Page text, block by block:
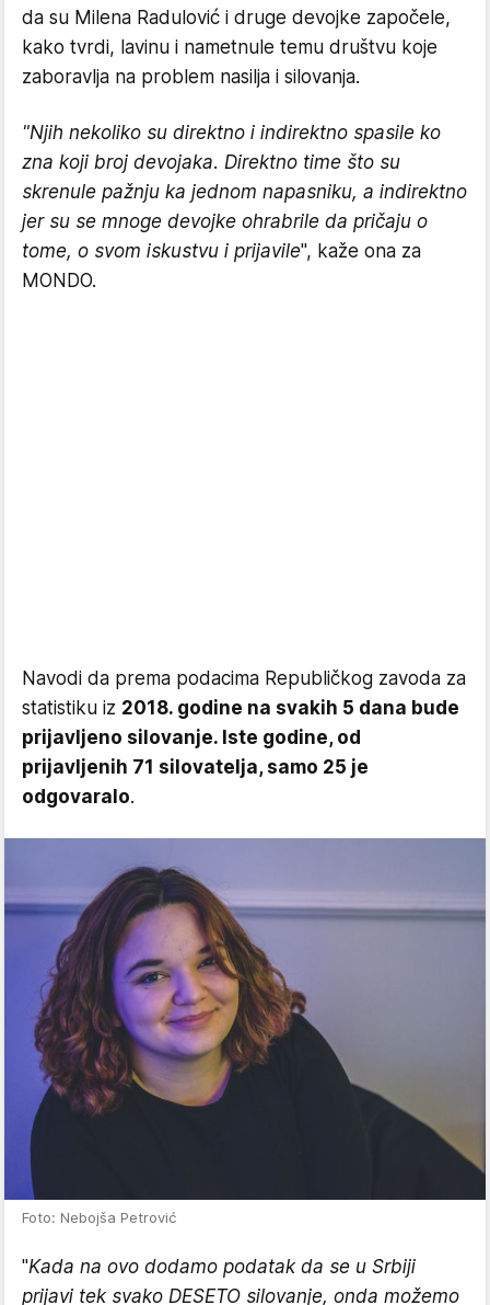
da su Milena Radulović i druge devojke započele,
kako tvrdi, lavinu i nametnule temu društvu koje
zaboravlja na problem nasilja i silovanja.
"Njih nekoliko su direktno i indirektno spasile ko
zna koji broj devojaka. Direktno time što su
skrenule pažnju ka jednom napasniku, a indirektno
jer su se mnoge devojke ohrabrile da pričaju o
tome, o svom iskustvu i prijavile", kaže ona za
MONDO.
Navodi da prema podacima Republičkog zavoda za
statistiku iz 2018. godine na svakih 5 dana bude
prijavljeno silovanje. Iste godine, od
prijavljenih 71 silovatelja, samo 25 je
odgovaralo.
Foto: Nebojša Petrović
"Kada na ovo dodamo podatak da se u Srbiji
prijavi tek svako DESETO silovanje, onda možemo